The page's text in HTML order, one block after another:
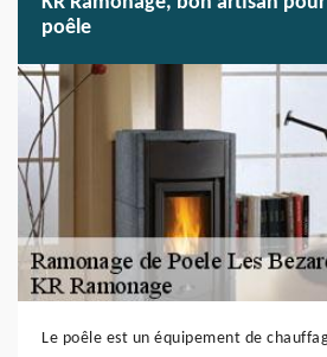
poêle
Le poêle est un équipement de